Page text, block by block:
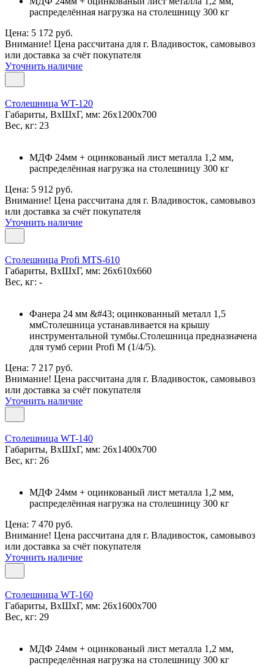
распределённая нагрузка на столешницу 300 кг
Цена: 5 172 руб.
Внимание! Цена рассчитана для г. Владивосток, самовывоз
или доставка за счёт покупателя
Уточнить наличие
Столешница WT-120
Габариты, ВxШxГ, мм: 26x1200x700
Вес, кг: 23
МДФ 24мм + оцинкованый лист металла 1,2 мм,
распределённая нагрузка на столешницу 300 кг
Цена: 5 912 руб.
Внимание! Цена рассчитана для г. Владивосток, самовывоз
или доставка за счёт покупателя
Уточнить наличие
Столешница Profi MTS-610
Габариты, ВxШxГ, мм: 26x610x660
Вес, кг: -
Фанера 24 мм &#43; оцинкованный металл 1,5
ммСтолешница устанавливается на крышу
инструментальной тумбы.Столешница предназначена
для тумб серии Profi M (1/4/5).
Цена: 7 217 руб.
Внимание! Цена рассчитана для г. Владивосток, самовывоз
или доставка за счёт покупателя
Уточнить наличие
Столешница WT-140
Габариты, ВxШxГ, мм: 26x1400x700
Вес, кг: 26
МДФ 24мм + оцинкованый лист металла 1,2 мм,
распределённая нагрузка на столешницу 300 кг
Цена: 7 470 руб.
Внимание! Цена рассчитана для г. Владивосток, самовывоз
или доставка за счёт покупателя
Уточнить наличие
Столешница WT-160
Габариты, ВxШxГ, мм: 26x1600x700
Вес, кг: 29
МДФ 24мм + оцинкованый лист металла 1,2 мм,
распределённая нагрузка на столешницу 300 кг